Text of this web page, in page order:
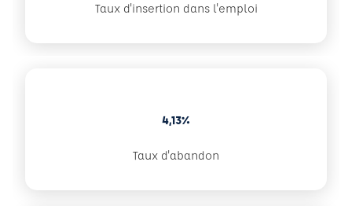
Taux d'insertion dans l'emploi
4,13%
Taux d'abandon